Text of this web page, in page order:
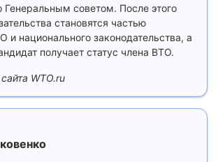
Генеральным советом. После этого
становятся частью
и национального законодательства, а
получает статус члена ВТО.
WTO.ru